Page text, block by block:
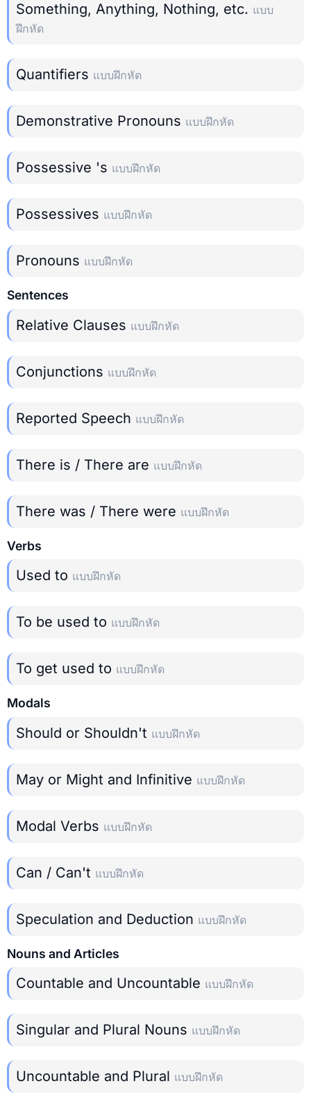
Something, Anything, Nothing, etc. แบบ
ฝึกหัด
Quantifiers แบบฝึกหัด
Demonstrative Pronouns แบบฝึกหัด
Possessive 's แบบฝึกหัด
Possessives แบบฝึกหัด
Pronouns แบบฝึกหัด
Sentences
Relative Clauses แบบฝึกหัด
Conjunctions แบบฝึกหัด
Reported Speech แบบฝึกหัด
There is / There are แบบฝึกหัด
There was / There were แบบฝึกหัด
Verbs
Used to แบบฝึกหัด
To be used to แบบฝึกหัด
To get used to แบบฝึกหัด
Modals
Should or Shouldn't แบบฝึกหัด
May or Might and Infinitive แบบฝึกหัด
Modal Verbs แบบฝึกหัด
Can / Can't แบบฝึกหัด
Speculation and Deduction แบบฝึกหัด
Nouns and Articles
Countable and Uncountable แบบฝึกหัด
Singular and Plural Nouns แบบฝึกหัด
Uncountable and Plural แบบฝึกหัด